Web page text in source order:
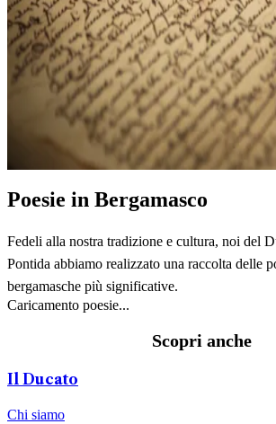
Le
Poesie in Bergamasco
Fedeli alla nostra tradizione e cultura, noi del
Pontida abbiamo realizzato una raccolta delle
bergamasche più significative.
Caricamento poesie...
Scopri anche
Mezza Quaresima
Festival del Folclore
Vocabolario Bergamasco/Italiano
Vocabolario Italiano/Bergamasco
Scuola di Dialetto Bergamasco
Il Coro del Ducato
Il Ducato
Chi siamo